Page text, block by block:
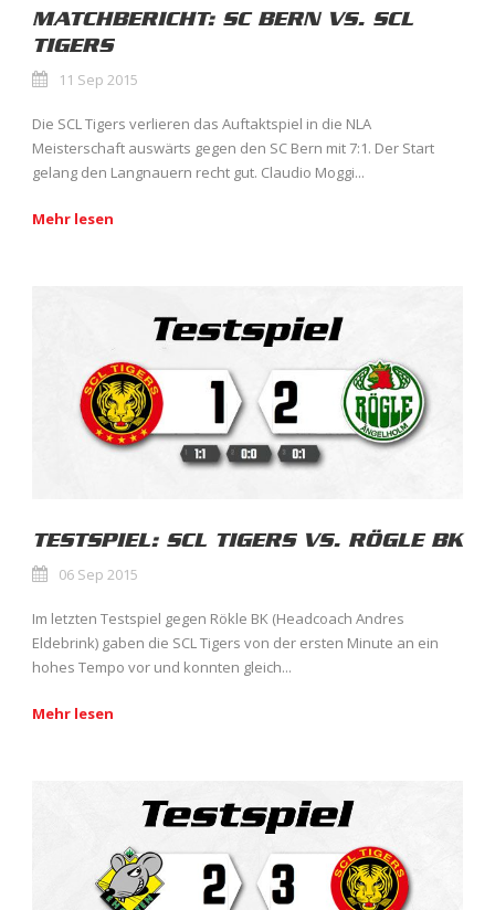
MATCHBERICHT: SC BERN VS. SCL
TIGERS
11 Sep 2015
Die SCL Tigers verlieren das Auftaktspiel in die NLA
Meisterschaft auswärts gegen den SC Bern mit 7:1. Der Start
gelang den Langnauern recht gut. Claudio Moggi...
Mehr lesen
TESTSPIEL: SCL TIGERS VS. RÖGLE BK
06 Sep 2015
Im letzten Testspiel gegen Rökle BK (Headcoach Andres
Eldebrink) gaben die SCL Tigers von der ersten Minute an ein
hohes Tempo vor und konnten gleich...
Mehr lesen